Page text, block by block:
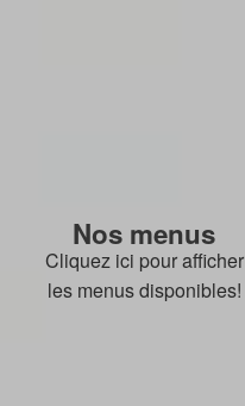
Nos menus
Cliquez ici pour afficher
les menus disponibles!